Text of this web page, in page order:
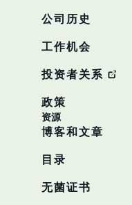
公司历史
工作机会
投资者关系
政策
资源
博客和文章
目录
无菌证书